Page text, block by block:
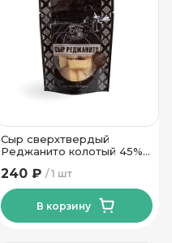
Сыр сверхтвердый
Реджанито колотый 45%
100гр
1 шт
240 ₽
В корзину